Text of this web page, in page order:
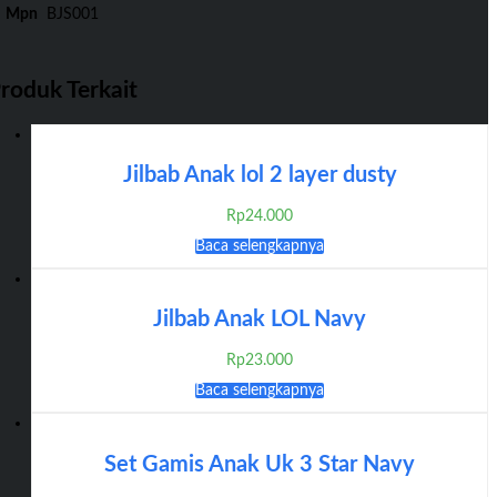
Mpn
BJS001
Terkait
Jilbab Anak lol 2 layer dusty
Rp24.000
Baca selengkapnya
Jilbab Anak LOL Navy
Rp23.000
Baca selengkapnya
Set Gamis Anak Uk 3 Star Navy